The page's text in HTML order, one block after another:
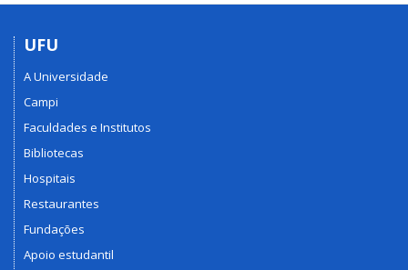
UFU
A Universidade
Campi
Faculdades e Institutos
Bibliotecas
Hospitais
Restaurantes
Fundações
Apoio estudantil